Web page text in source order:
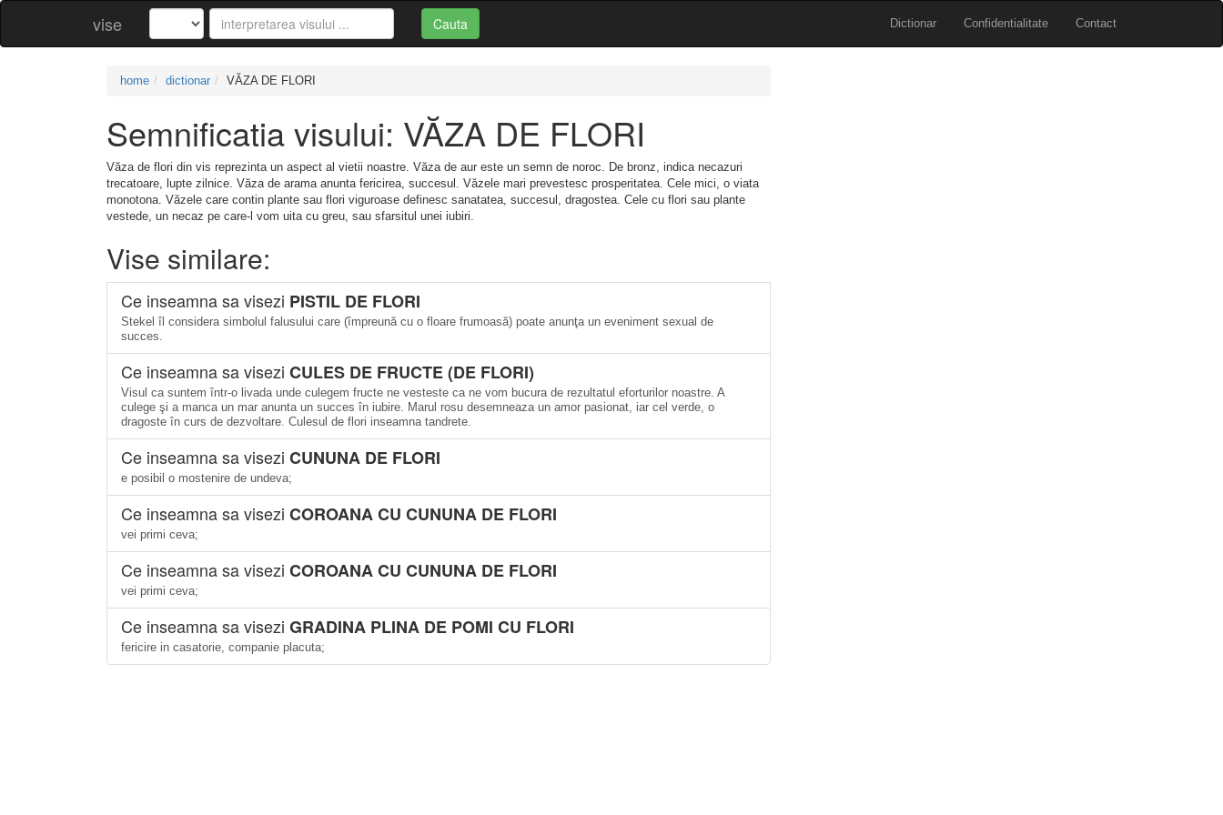
vise Dictionar Confidentialitate Contact
Cauta
home dictionar VĂZA DE FLORI
Semnificatia visului: VĂZA DE FLORI
Văza de flori din vis reprezinta un aspect al vietii noastre. Văza de aur este un semn de noroc. De bronz, indica necazuri
trecatoare, lupte zilnice. Văza de arama anunta fericirea, succesul. Văzele mari prevestesc prosperitatea. Cele mici, o viata
monotona. Văzele care contin plante sau flori viguroase definesc sanatatea, succesul, dragostea. Cele cu flori sau plante
vestede, un necaz pe care-l vom uita cu greu, sau sfarsitul unei iubiri.
Vise similare:
Ce inseamna sa visezi PISTIL DE FLORI
Stekel îl considera simbolul falusului care (împreună cu o floare frumoasă) poate anunţa un eveniment sexual de
succes.
Ce inseamna sa visezi CULES DE FRUCTE (DE FLORI)
Visul ca suntem într-o livada unde culegem fructe ne vesteste ca ne vom bucura de rezultatul eforturilor noastre. A
culege şi a manca un mar anunta un succes în iubire. Marul rosu desemneaza un amor pasionat, iar cel verde, o
dragoste în curs de dezvoltare. Culesul de flori inseamna tandrete.
Ce inseamna sa visezi CUNUNA DE FLORI
e posibil o mostenire de undeva;
Ce inseamna sa visezi COROANA CU CUNUNA DE FLORI
vei primi ceva;
Ce inseamna sa visezi COROANA CU CUNUNA DE FLORI
vei primi ceva;
Ce inseamna sa visezi GRADINA PLINA DE POMI CU FLORI
fericire in casatorie, companie placuta;